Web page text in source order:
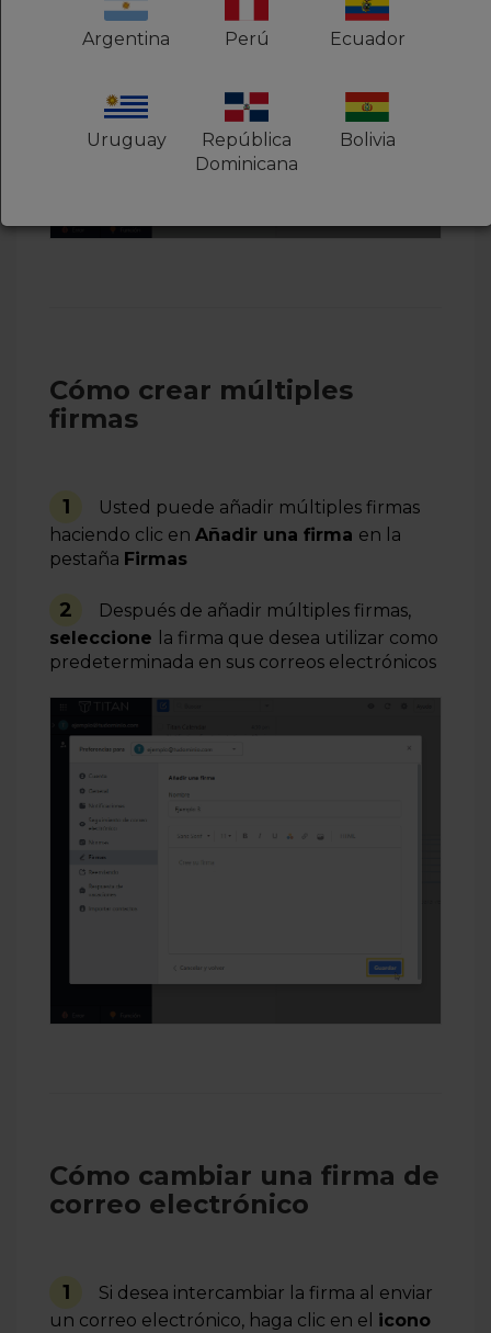
Cómo crear múltiples
firmas
1
Usted puede añadir múltiples firmas
haciendo clic en Añadir una firma en la
pestaña Firmas
2
Después de añadir múltiples firmas,
seleccione
la firma que desea utilizar como
predeterminada en sus correos electrónicos
Cómo cambiar una firma de
correo electrónico
1
Si desea intercambiar la firma al enviar
un correo electrónico, haga clic en el icono
Argentina Perú Ecuador
Uruguay
República
Dominicana
Bolivia